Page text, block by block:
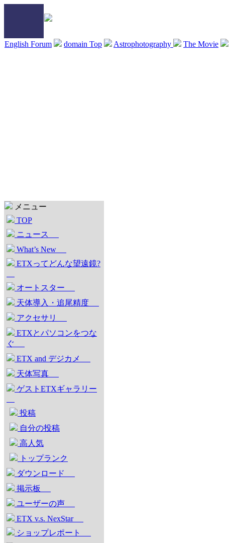
English Forum domain Top Astrophotography The Movie
メニュー
TOP
ニュース
What’s New
ETXってどんな望遠鏡?
オートスター
天体導入・追尾精度
アクセサリ
ETXとパソコンをつな
ぐ
ETX and デジカメ
天体写真
ゲストETXギャラリー
投稿
自分の投稿
高人気
トップランク
ダウンロード
掲示板
ユーザーの声
ETX v.s. NexStar
ショップレポート